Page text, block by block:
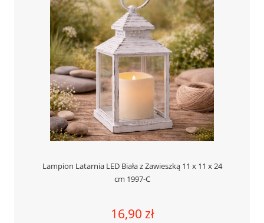
Lampion Latarnia LED Biała z Zawieszką 11 x 11 x 24
cm 1997-C
16,90 zł